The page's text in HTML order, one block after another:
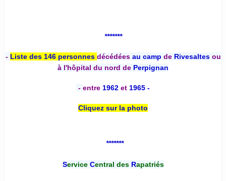
*******
- Liste des 146 personnes décédées au camp deRivesaltesou
à l'hôpital du nord de Perpignan
- entre 1962 et 1965 -
Cliquez sur la photo
*******
Service Central desRapatriés